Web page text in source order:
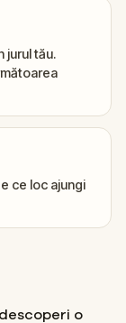
jurul tău.
ce loc ajungi
o